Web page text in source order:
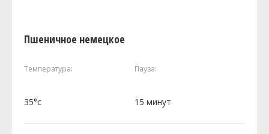
Пшеничное немецкое
Температура: Пауза:
35°c 15 минут